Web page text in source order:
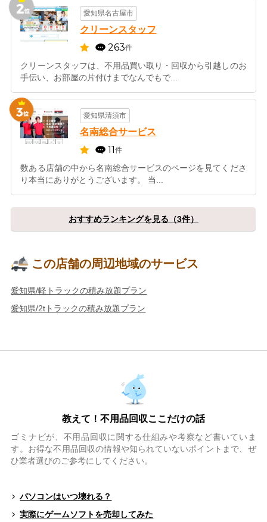
愛知県名古屋市
クリーンスタッフ
263件
クリーンスタッフは、不用品買い取り・回収から引越しのお
手伝い、お部屋の片付けまでなんでもで...
愛知県清須市
名南総合サービス
11件
数ある店舗の中から名南総合サービスのページを見てくださ
り本当にありがとうございます。 当...
おすすめランキングを見る（3件）
この店舗の周辺地域のサービス
愛知県/軽トラックの積み放題プラン
愛知県/2tトラックの積み放題プラン
教えて！不用品回収ここだけの話
ゴミナビが、不用品回収に関する仕組みや考察など書いていま
す。お得な不用品回収の情報や知られていないポイントまで、ぜ
ひ業者選びのご参考にしてください。
パソコンはいつ壊れる？
実際にゲームソフトを売却してみた